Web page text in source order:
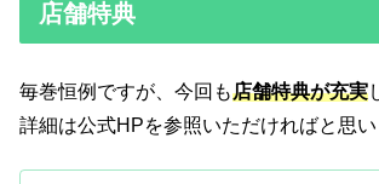
店舗特典
毎巻恒例ですが、今回も店舗特典が充実
詳細は公式HPを参照いただければと思い